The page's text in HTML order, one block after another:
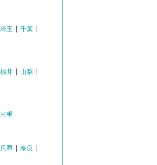
埼玉
千葉
福井
山梨
三重
兵庫
奈良